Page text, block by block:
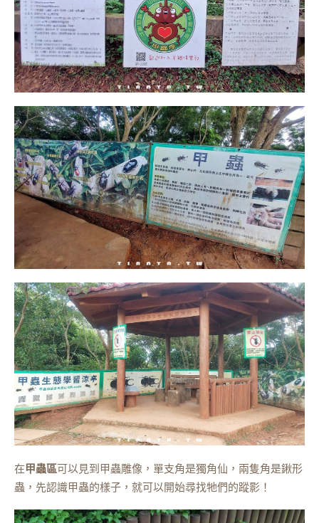
在甲蟲區可以見到甲蟲雕像，單支角是獨角仙，兩隻角是鍬形
蟲，先認識甲蟲的樣子，就可以開始尋找牠們的蹤影！